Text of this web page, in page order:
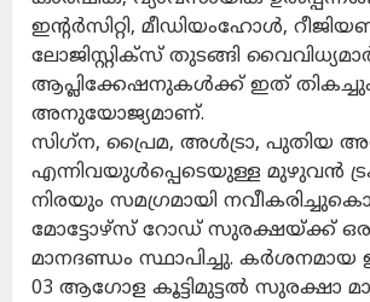
ഇന്റര്‍സിറ്റി, മീഡിയംഹോള്‍,
ലോജിസ്റ്റിക്‌സ് തുടങ്ങി
ആപ്ലിക്കേഷനുകള്‍ക്ക് ഇത്
അനുയോജ്യമാണ്.
സിഗ്‌ന, പ്രൈമ, അള്‍ട്രാ, പുതിയ
എന്നിവയുള്‍പ്പെടെയുള്ള മുഴുവന്‍
നിരയും സമഗ്രമായി
മോട്ടോഴ്‌സ് റോഡ് സുരക്ഷയ്ക്ക്
മാനദണ്ഡം സ്ഥാപിച്ചു.
03 ആഗോള കൂട്ടിമുട്ടല്‍ സുരക്ഷാ